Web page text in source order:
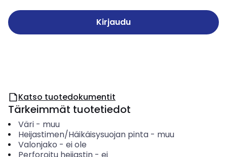
Kirjaudu
Katso tuotedokumentit
Tärkeimmät tuotetiedot
Väri- muu
Heijastimen/Häikäisysuojan pinta- muu
Valonjako - ei ole